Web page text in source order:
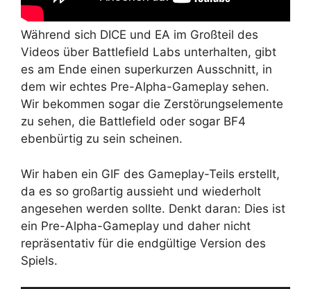
Während sich DICE und EA im Großteil des
Videos über Battlefield Labs unterhalten, gibt
es am Ende einen superkurzen Ausschnitt, in
dem wir echtes Pre-Alpha-Gameplay sehen.
Wir bekommen sogar die Zerstörungselemente
zu sehen, die Battlefield oder sogar BF4
ebenbürtig zu sein scheinen.
Wir haben ein GIF des Gameplay-Teils erstellt,
da es so großartig aussieht und wiederholt
angesehen werden sollte. Denkt daran: Dies ist
ein Pre-Alpha-Gameplay und daher nicht
repräsentativ für die endgültige Version des
Spiels.